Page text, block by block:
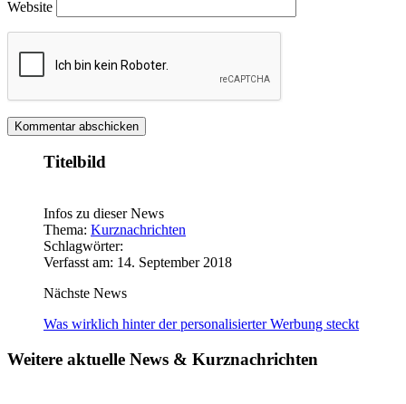
Website
Titelbild
Infos zu dieser News
Thema: Kurznachrichten
Schlagwörter:
Verfasst am: 14. September 2018
Nächste News
Was wirklich hinter der personalisierter Werbung steckt
Weitere aktuelle News & Kurznachrichten